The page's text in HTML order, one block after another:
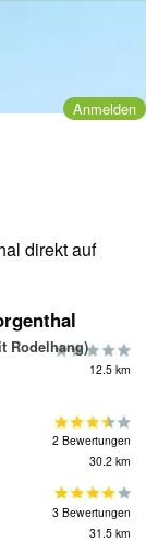
Anmelden
direkt auf
Rodelhang)
12.5 km
2 Bewertungen
30.2 km
3 Bewertungen
31.5 km